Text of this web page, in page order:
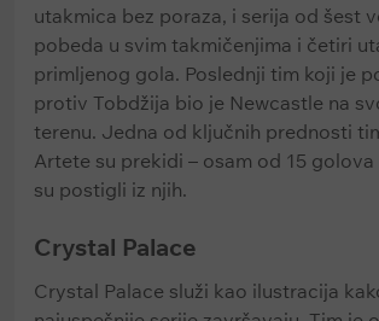
utakmica bez poraza, i serija od šest
pobeda u svim takmičenjima i četiri
primljenog gola. Poslednji tim koji je
protiv Tobdžija bio je Newcastle na
terenu. Jedna od ključnih prednosti
Artete su prekidi – osam od 15 golova
su postigli iz njih.
Crystal Palace
Crystal Palace služi kao ilustracija